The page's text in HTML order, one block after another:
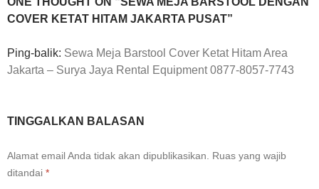
COVER KETAT HITAM JAKARTA PUSAT”
Ping-balik: Sewa Meja Barstool Cover Ketat Hitam Area
Jakarta – Surya Jaya Rental Equipment 0877-8057-7743
TINGGALKAN BALASAN
Alamat email Anda tidak akan dipublikasikan.
Ruas yang wajib
ditandai *